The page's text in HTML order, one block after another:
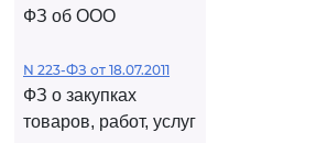
ФЗ об ООО
N 223-ФЗ от 18.07.2011
ФЗ о закупках
товаров, работ, услуг